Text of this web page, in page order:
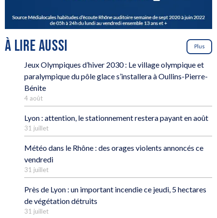
À LIRE AUSSI Plus
Jeux Olympiques d’hiver 2030 : Le village olympique et
paralympique du pôle glace s’installera à Oullins-Pierre-
Bénite
4 août
Lyon : attention, le stationnement restera payant en août
31 juillet
Météo dans le Rhône : des orages violents annoncés ce
vendredi
31 juillet
Près de Lyon : un important incendie ce jeudi, 5 hectares
de végétation détruits
31 juillet